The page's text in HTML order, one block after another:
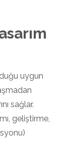
uygun
sağlar.
geliştirme,